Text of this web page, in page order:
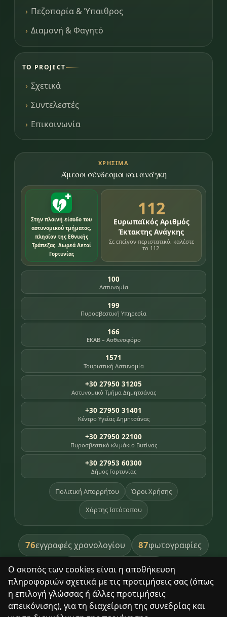
Ο σκοπός των cookies είναι η αποθήκευση
πληροφοριών σχετικά με τις προτιμήσεις σας (όπως
η επιλογή γλώσσας ή άλλες προτιμήσεις
απεικόνισης), για τη διαχείριση της συνεδρίας και
Πεζοπορία & Ύπαιθρος
Διαμονή & Φαγητό
ΤΟ PROJECT
Σχετικά
Συντελεστές
Επικοινωνία
ΧΡΉΣΙΜΑ
Άμεσοι σύνδεσμοι και ανάγκη
Στην πλαινή είσοδο του
αστυνομικού τμήματος,
πλησίον της Εθνικής
Τράπεζας. Δωρεά Αετοί
Γορτυνίας
112
Ευρωπαϊκός Αριθμός
Έκτακτης Ανάγκης
Σε επείγον περιστατικό, καλέστε
το 112.
100
Αστυνομία
199
Πυροσβεστική Υπηρεσία
166
ΕΚΑΒ – Ασθενοφόρο
1571
Τουριστική Αστυνομία
+30 27950 31205
Αστυνομικό Τμήμα Δημητσάνας
+30 27950 31401
Κέντρο Υγείας Δημητσάνας
+30 27950 22100
Πυροσβεστικό κλιμάκιο Βυτίνας
+30 27953 60300
Δήμος Γορτυνίας
Πολιτική Απορρήτου Όροι Χρήσης
Χάρτης Ιστότοπου
76εγγραφές χρονολογίου 87φωτογραφίες
391βιβλία βιβλιοθήκης
8σημεία κληρονομιάς